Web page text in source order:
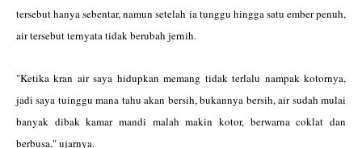
tersebut hanya sebentar, namun setelah ia tunggu hingga satu ember penuh,
air tersebut ternyata tidak berubah jernih.
"Ketika kran air saya hidupkan memang tidak terlalu nampak kotornya,
jadi saya tuinggu mana tahu akan bersih, bukannya bersih, air sudah mulai
banyak dibak kamar mandi malah makin kotor, berwarna coklat dan
berbusa," ujarnya.